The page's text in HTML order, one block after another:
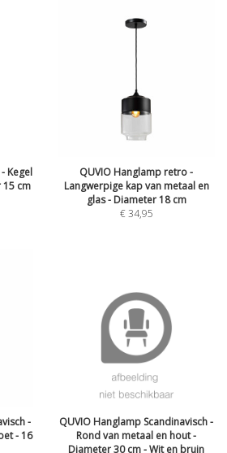
Kegel
cm
QUVIO Hanglamp retro -
Langwerpige kap van metaal en
glas - Diameter 18 cm
€34,95
-
- 16
QUVIO Hanglamp Scandinavisch -
Rond van metaal en hout -
Diameter 30 cm - Wit en bruin